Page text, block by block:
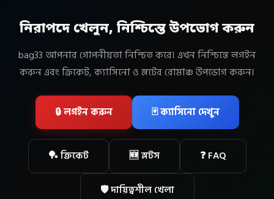
নিরাপদে খেলুন, নিশ্চিন্তে উপভোগ করুন
bag33 আপনার গোপনীয়তা নিশ্চিত করে। এখন নিশ্চিন্তে লগইন
করুন এবং ক্রিকেট, ক্যাসিনো ও স্লটের রোমাঞ্চ উপভোগ করুন।
🔒 লগইন করুন 🃏 ক্যাসিনো দেখুন
🏓 ক্রিকেট 🆕 স্লটস ❓ FAQ
🛡 দায়িত্বশীল খেলা